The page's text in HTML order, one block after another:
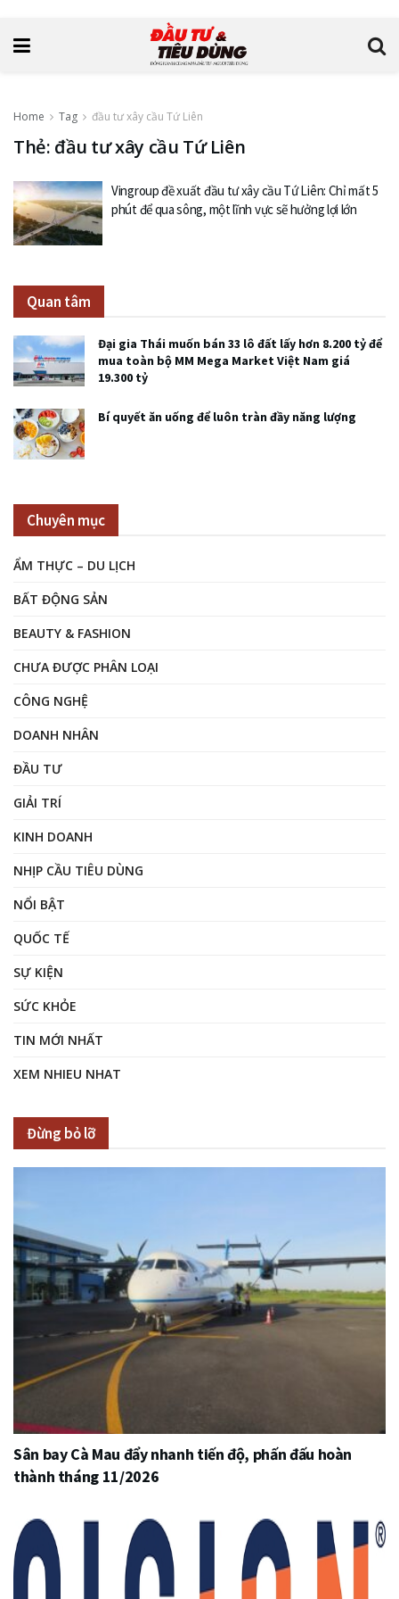
Home Tag đầu tư xây cầu Tứ Liên
Thẻ: đầu tư xây cầu Tứ Liên
Vingroup đề xuất đầu tư xây cầu Tứ Liên: Chỉ mất 5
phút để qua sông, một lĩnh vực sẽ hưởng lợi lớn
Quan tâm
Đại gia Thái muốn bán 33 lô đất lấy hơn 8.200 tỷ để
mua toàn bộ MM Mega Market Việt Nam giá
19.300 tỷ
Bí quyết ăn uống để luôn tràn đầy năng lượng
Chuyên mục
ẨM THỰC – DU LỊCH
BẤT ĐỘNG SẢN
BEAUTY & FASHION
CHƯA ĐƯỢC PHÂN LOẠI
CÔNG NGHỆ
DOANH NHÂN
ĐẦU TƯ
GIẢI TRÍ
KINH DOANH
NHỊP CẦU TIÊU DÙNG
NỔI BẬT
QUỐC TẾ
SỰ KIỆN
SỨC KHỎE
TIN MỚI NHẤT
XEM NHIEU NHAT
Đừng bỏ lỡ
Sân bay Cà Mau đẩy nhanh tiến độ, phấn đấu hoàn
thành tháng 11/2026